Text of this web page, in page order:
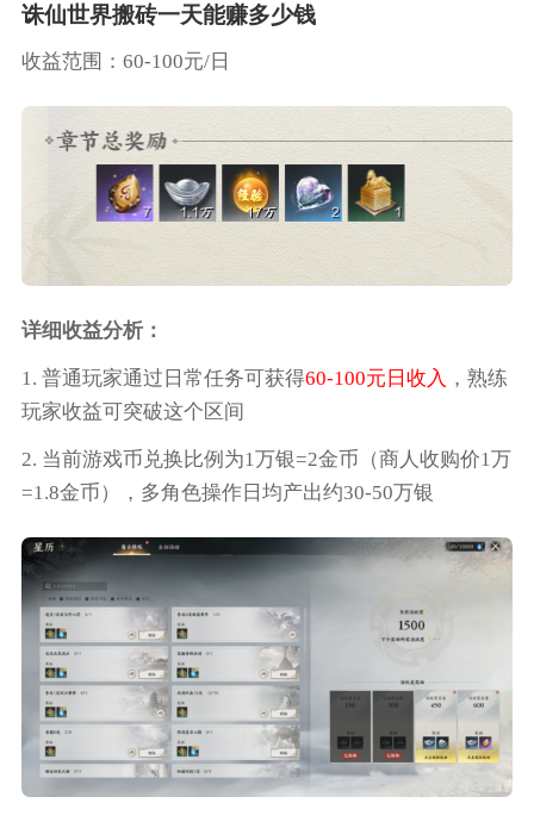
诛仙世界搬砖一天能赚多少钱
收益范围：60-100元/日
详细收益分析：
1. 普通玩家通过日常任务可获得60-100元日收入 ，熟练
玩家收益可突破这个区间
2. 当前游戏币兑换比例为1万银=2金币（商人收购价1万
=1.8金币），多角色操作日均产出约30-50万银